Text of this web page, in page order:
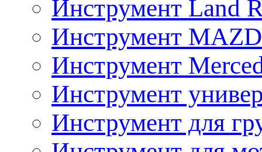
Инструмент Land
Инструмент
Инструмент
Инструмент
Инструмент для